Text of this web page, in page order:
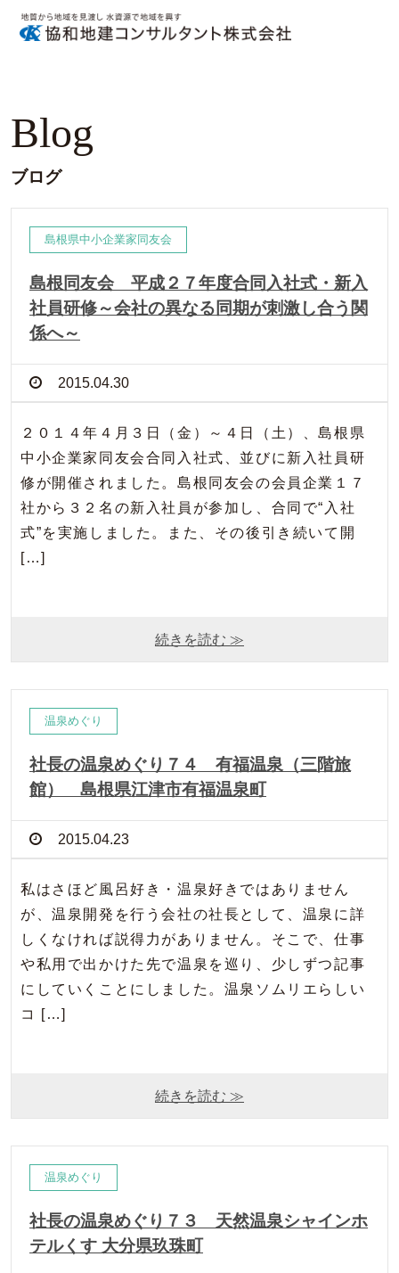
Blog
ブログ
島根県中小企業家同友会
島根同友会 平成２７年度合同入社式・新入
社員研修～会社の異なる同期が刺激し合う関
係へ～
2015.04.30
２０１４年４月３日（金）～４日（土）、島根県
中小企業家同友会合同入社式、並びに新入社員研
修が開催されました。島根同友会の会員企業１７
社から３２名の新入社員が参加し、合同で“入社
式”を実施しました。また、その後引き続いて開
[…]
続きを読む ≫
温泉めぐり
社長の温泉めぐり７４ 有福温泉（三階旅
館） 島根県江津市有福温泉町
2015.04.23
私はさほど風呂好き・温泉好きではありません
が、温泉開発を行う会社の社長として、温泉に詳
しくなければ説得力がありません。そこで、仕事
や私用で出かけた先で温泉を巡り、少しずつ記事
にしていくことにしました。温泉ソムリエらしい
コ […]
続きを読む ≫
温泉めぐり
社長の温泉めぐり７３ 天然温泉シャインホ
テルくす 大分県玖珠町